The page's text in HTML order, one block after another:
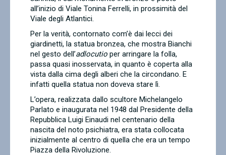
all’inizio di Viale Tonina Ferrelli, in prossimità del
Viale degli Atlantici.
Per la verità, contornato com’è dai lecci dei
giardinetti, la statua bronzea, che mostra Bianchi
nel gesto dell’adlocutio per arringare la folla,
passa quasi inosservata, in quanto è coperta alla
vista dalla cima degli alberi che la circondano. E
infatti quella statua non doveva stare lì.
L’opera, realizzata dallo scultore Michelangelo
Parlato e inaugurata nel 1948 dal Presidente della
Repubblica Luigi Einaudi nel centenario della
nascita del noto psichiatra, era stata collocata
inizialmente al centro di quella che era un tempo
Piazza della Rivoluzione.